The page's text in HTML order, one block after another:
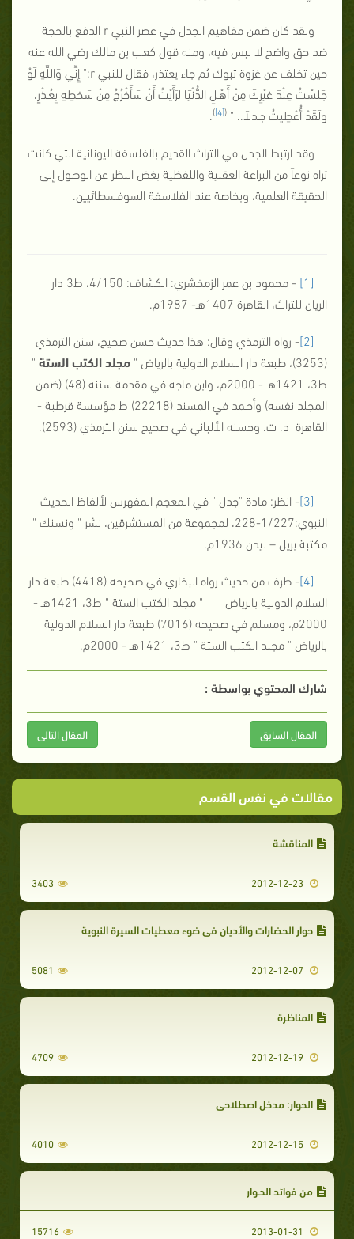
ولقد كان ضمن مفاهيم الجدل في عصر النبي r الدفع بالحجة
ضد حق واضح لا لبس فيه، ومنه قول كعب بن مالك رضي الله عنه
حين تخلف عن غزوة تبوك ثم جاء يعتذر، فقال للنبي r:" إِنِّي وَاللَّهِ لَوْ
جَلَسْتُ عِنْدَ غَيْرِكَ مِنْ أَهْـلِ الدُّنْيَا لَرَأَيْتُ أَنْ سَأَخْرُجُ مِنْ سَخَطِهِ بِعُـذْرٍ،
وَلَقَدْ أُعْطِيتُ جَـدَلاً.. " (
[4]
)
.
وقد ارتبط الجدل في التراث القديم بالفلسفة اليونانية التي كانت
تراه نوعاً من البراعة العقلية واللفظية بغض النظر عن الوصول إلى
الحقيقة العلمية، وبخاصة عند الفلاسفة السوفسطائيين.
[1]
- محمود بن عمر الزمخشري: الكشاف: 4/150، ط3 دار
الريان للتراث، القاهرة 1407هـ- 1987م.
[2]
- رواه الترمذي وقال: هذا حديث حسن صحيح، سنن الترمذي
(3253)، طبعة دار السلام الدولية بالرياض "
مجلد الكتب الستة "
ط3، 1421هـ - 2000م، وابن ماجه في مقدمة سننه (48) (ضمن
المجلد نفسه) وأحـمد في المسند (22218) ط مؤسسة قرطبة -
القاهرة د. ت. وحسنه الألباني في صحيح سنن الترمذي (2593).
[3]
- انظر: مادة "جدل " في المعجم المفهرس لألفاظ الحديث
النبوي:1/227-228، لمجموعة من المستشرقين، نشر " ونسنك "
مكتبة بريل – ليدن 1936م.
[4]
- طرف من حديث رواه البخاري في صحيحه (4418) طبعة دار
السلام الدولية بالرياض " مجلد الكتب الستة " ط3، 1421هـ -
2000م، ومسلم في صحيحه (7016) طبعة دار السلام الدولية
بالرياض " مجلد الكتب الستة " ط3، 1421هـ - 2000م.
شارك المحتوي بواسطة :
المقال السابق المقال التالى
مقالات في نفس القسم
المناقشة
3403
حوار الحضارات والأديان في ضوء معطيات السيرة النبوية
5081
المناظرة
4709
الحوار: مدخل اصطلاحي
4010
من فوائد الحـوار
15716